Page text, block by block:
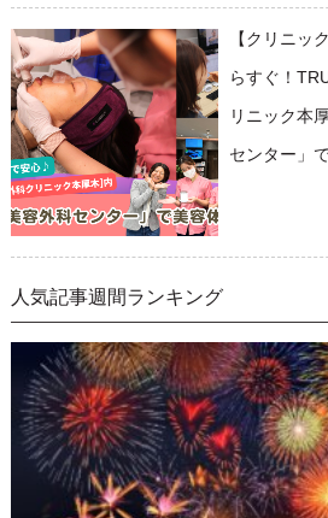
【クリニッ
らすぐ！
リニック本
センター」
人気記事週間ランキング